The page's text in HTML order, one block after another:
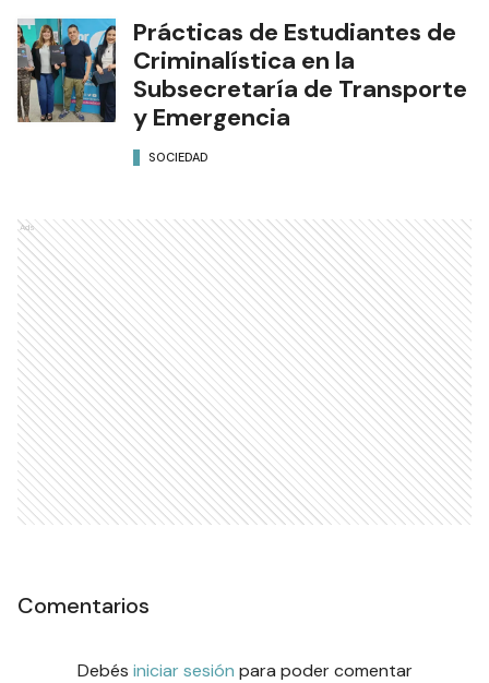
Prácticas de Estudiantes de
Criminalística en la
Subsecretaría de Transporte
y Emergencia
SOCIEDAD
Ads
Comentarios
Debés iniciar sesión para poder comentar